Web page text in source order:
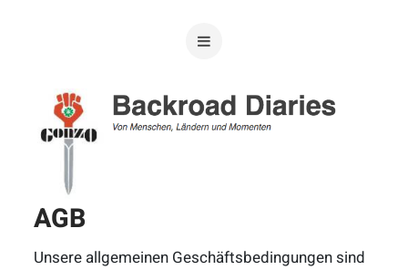
AGB
Unsere allgemeinen Geschäftsbedingungen sind